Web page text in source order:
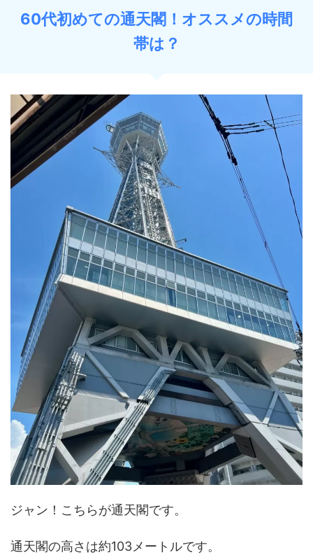
60代初めての通天閣！オススメの時間
帯は？
ジャン！こちらが通天閣です。
通天閣の高さは約103メートルです。